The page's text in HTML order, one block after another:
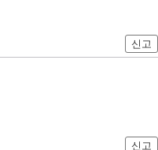
신고
신고